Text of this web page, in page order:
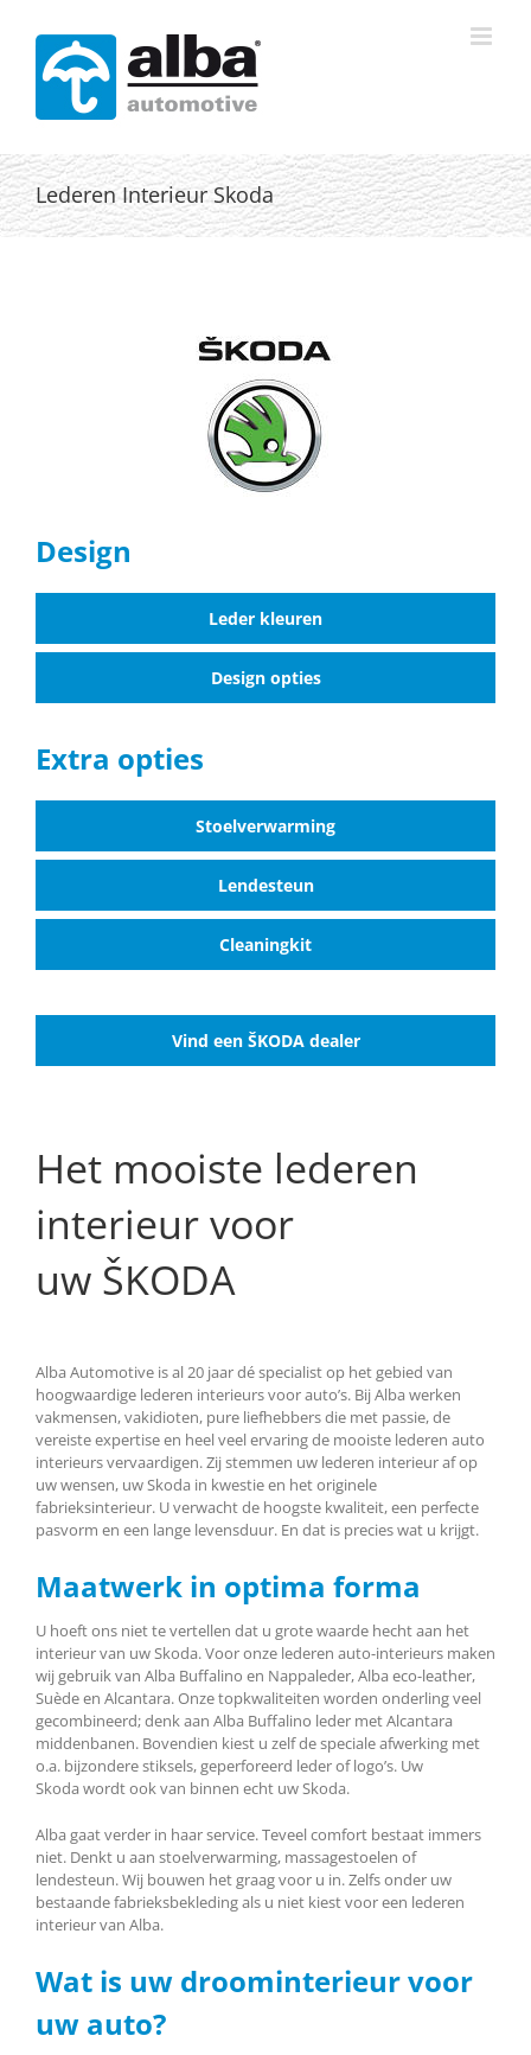
content
Lederen Interieur Skoda
Design
Leder kleuren
Design opties
Extra opties
Stoelverwarming
Lendesteun
Cleaningkit
Vind een ŠKODA dealer
Het mooiste lederen
interieur voor
uw ŠKODA
Alba Automotive is al 20 jaar dé specialist op het gebied van
hoogwaardige lederen interieurs voor auto’s. Bij Alba werken
vakmensen, vakidioten, pure liefhebbers die met passie, de
vereiste expertise en heel veel ervaring de mooiste lederen auto
interieurs vervaardigen. Zij stemmen uw lederen interieur af op
uw wensen, uw Skoda in kwestie en het originele
fabrieksinterieur. U verwacht de hoogste kwaliteit, een perfecte
pasvorm en een lange levensduur. En dat is precies wat u krijgt.
Maatwerk in optima forma
U hoeft ons niet te vertellen dat u grote waarde hecht aan het
interieur van uw Skoda. Voor onze lederen auto-interieurs maken
wij gebruik van Alba Buffalino en Nappaleder, Alba eco-leather,
Suède en Alcantara. Onze topkwaliteiten worden onderling veel
gecombineerd; denk aan Alba Buffalino leder met Alcantara
middenbanen. Bovendien kiest u zelf de speciale afwerking met
o.a. bijzondere stiksels, geperforeerd leder of logo’s. Uw
Skoda wordt ook van binnen echt uw Skoda.
Alba gaat verder in haar service. Teveel comfort bestaat immers
niet. Denkt u aan stoelverwarming, massagestoelen of
lendesteun. Wij bouwen het graag voor u in. Zelfs onder uw
bestaande fabrieksbekleding als u niet kiest voor een lederen
interieur van Alba.
Wat is uw droominterieur voor
uw auto?